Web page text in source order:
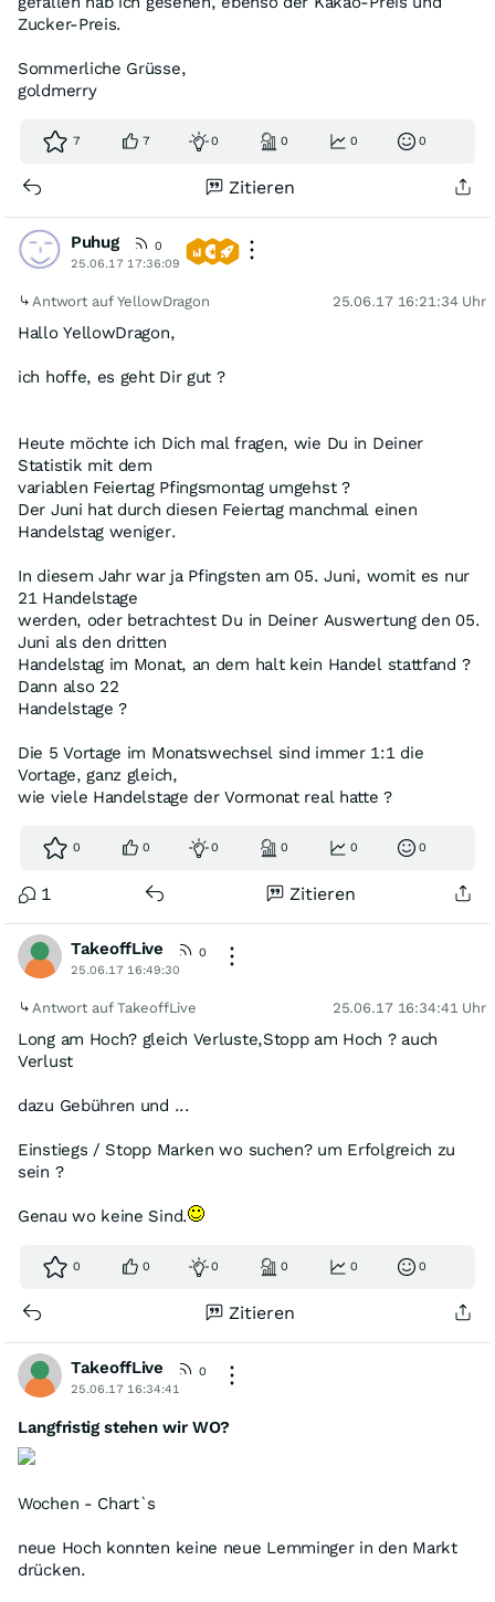
Zucker-Preis.
Sommerliche Grüsse,
goldmerry
7 7 0 0 0 0
Zitieren
Puhug
0
25.06.17 17:36:09
Antwort auf YellowDragon 25.06.17 16:21:34 Uhr
Hallo YellowDragon,
ich hoffe, es geht Dir gut ?
Heute möchte ich Dich mal fragen, wie Du in Deiner
Statistik mit dem
variablen Feiertag Pfingsmontag umgehst ?
Der Juni hat durch diesen Feiertag manchmal einen
Handelstag weniger.
In diesem Jahr war ja Pfingsten am 05. Juni, womit es nur
21 Handelstage
werden, oder betrachtest Du in Deiner Auswertung den 05.
Juni als den dritten
Handelstag im Monat, an dem halt kein Handel stattfand ?
Dann also 22
Handelstage ?
Die 5 Vortage im Monatswechsel sind immer 1:1 die
Vortage, ganz gleich,
wie viele Handelstage der Vormonat real hatte ?
0 0 0 0 0 0
1 Zitieren
TakeoffLive
0
25.06.17 16:49:30
Antwort auf TakeoffLive 25.06.17 16:34:41 Uhr
Long am Hoch? gleich Verluste,Stopp am Hoch ? auch
Verlust
dazu Gebühren und ...
Einstiegs / Stopp Marken wo suchen? um Erfolgreich zu
sein ?
Genau wo keine Sind.
0 0 0 0 0 0
Zitieren
TakeoffLive
0
25.06.17 16:34:41
Langfristig stehen wir WO?
Wochen - Chart`s
neue Hoch konnten keine neue Lemminger in den Markt
drücken.